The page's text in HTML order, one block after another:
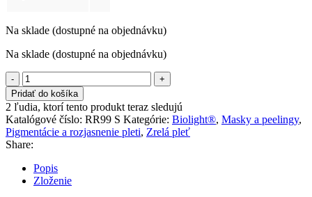
Na sklade (dostupné na objednávku)
Na sklade (dostupné na objednávku)
množstvo
Biolight®
rozjasňujúca
látková
maska
|
1
ks
Pridať do košíka
2 ľudia, ktorí tento produkt teraz sledujú
Katalógové číslo: RR99 S Kategórie: Biolight®, Masky a peelingy,
Pigmentácie a rozjasnenie pleti, Zrelá pleť
Share:
Popis
Zloženie